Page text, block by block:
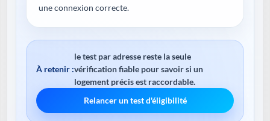
une connexion correcte.
À retenir :
le test par adresse reste la seule
vérification fiable pour savoir si un
logement précis est raccordable.
Relancer un test d'éligibilité